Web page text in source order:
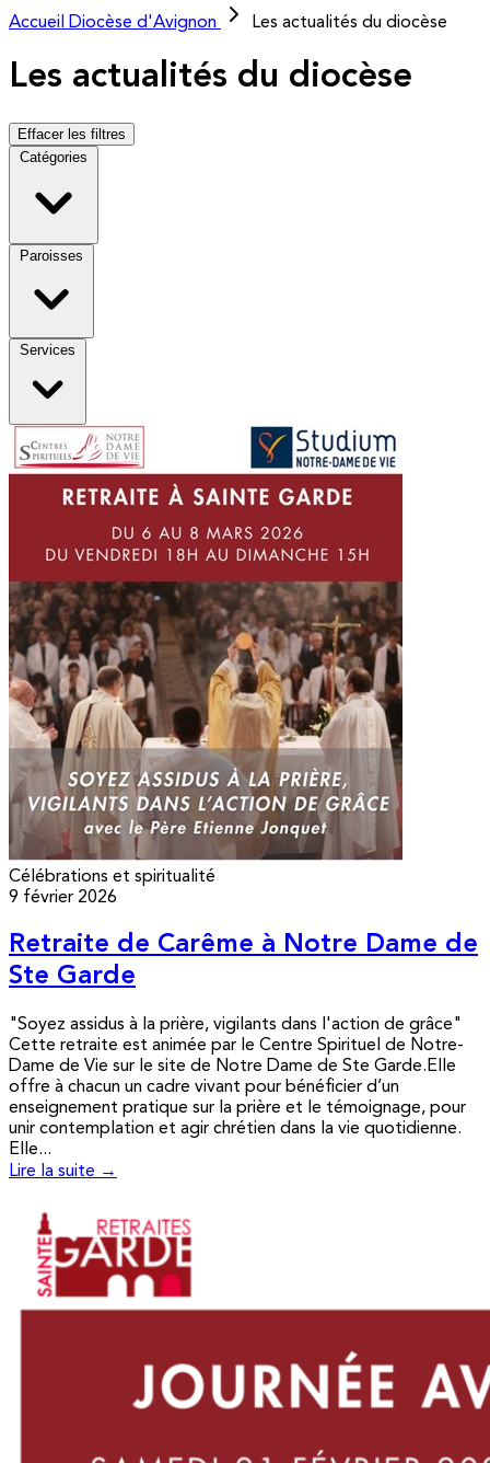
Accueil
Diocèse d'Avignon Les actualités du diocèse
Les actualités du diocèse
Effacer les filtres
Catégories
Paroisses
Services
Célébrations et spiritualité
9 février 2026
Retraite de Carême à Notre Dame de
Ste Garde
"Soyez assidus à la prière, vigilants dans l'action de grâce"
Cette retraite est animée par le Centre Spirituel de Notre-
Dame de Vie sur le site de Notre Dame de Ste Garde.Elle
offre à chacun un cadre vivant pour bénéficier d’un
enseignement pratique sur la prière et le témoignage, pour
unir contemplation et agir chrétien dans la vie quotidienne.
Elle...
Lire la suite →